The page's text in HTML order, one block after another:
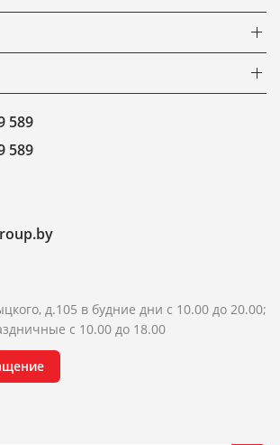
589
589
д.105 в будние дни с 10.00 до 20.00;
с 10.00 до 18.00